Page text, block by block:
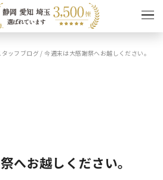
タッフブログ/今週末は大感謝祭へお越しください。
へお越しください。